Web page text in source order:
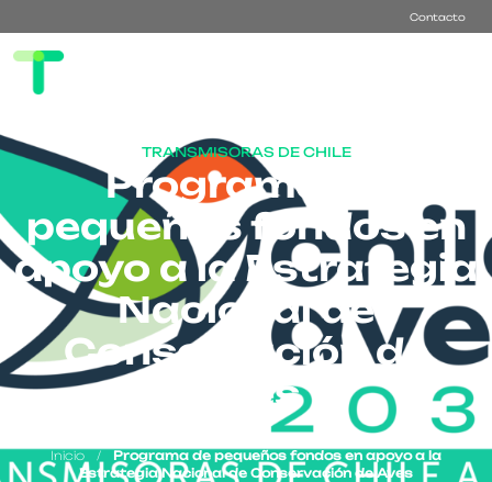
Contacto
TRANSMISORAS DE CHILE
Programa de
pequeños fondos en
apoyo a la Estrategia
Nacional de
Conservación de
Aves
Inicio /
Programa de pequeños fondos en apoyo a la
Estrategia Nacional de Conservación de Aves